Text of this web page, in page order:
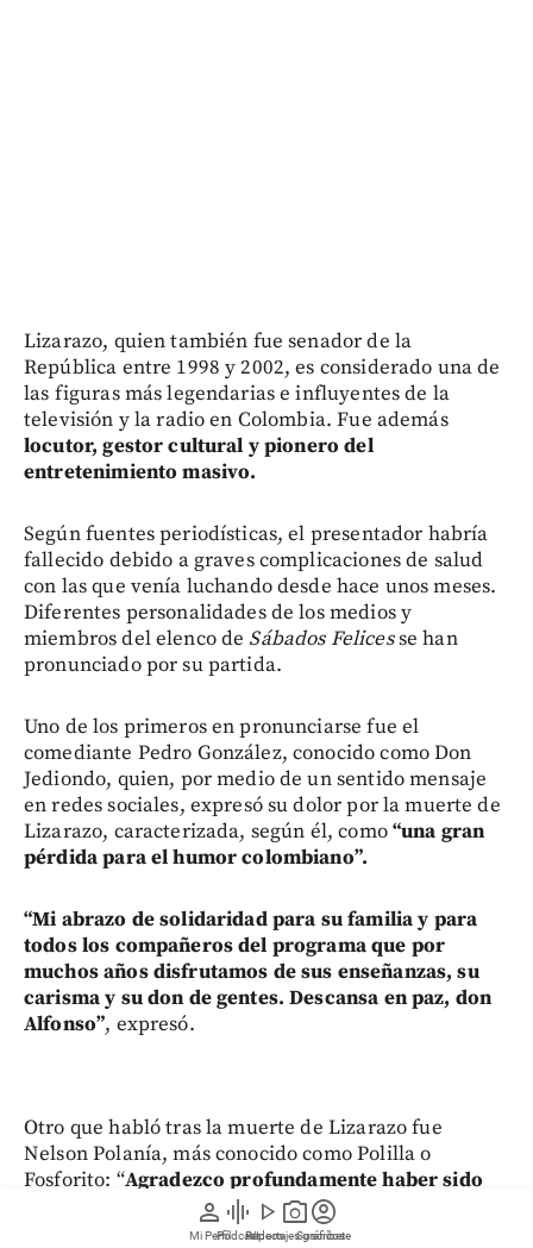
person
Mi Perfil
graphic_eq
Pódcast
play_arrow
Videos
photo_camera
Reportajes gráficos
account_circle
Suscríbete
Lizarazo, quien también fue senador de la
República entre 1998 y 2002, es considerado una de
las figuras más legendarias e influyentes de la
televisión y la radio en Colombia. Fue además
locutor, gestor cultural y pionero del
entretenimiento masivo.
Según fuentes periodísticas, el presentador habría
fallecido debido a graves complicaciones de salud
con las que venía luchando desde hace unos meses.
Diferentes personalidades de los medios y
miembros del elenco de Sábados Felicesse han
pronunciado por su partida.
Uno de los primeros en pronunciarse fue el
comediante Pedro González, conocido como Don
Jediondo, quien, por medio de un sentido mensaje
en redes sociales, expresó su dolor por la muerte de
Lizarazo, caracterizada, según él, como“una gran
pérdida para el humor colombiano”.
“Mi abrazo de solidaridad para su familia y para
todos los compañeros del programa que por
muchos años disfrutamos de sus enseñanzas, su
carisma y su don de gentes. Descansa en paz, don
Alfonso”, expresó.
Otro que habló tras la muerte de Lizarazo fue
Nelson Polanía, más conocido como Polilla o
Fosforito: “Agradezco profundamente haber sido
recibido por un grande de la presentación
inicios en Sábados Felices. Tu calidez nunca se